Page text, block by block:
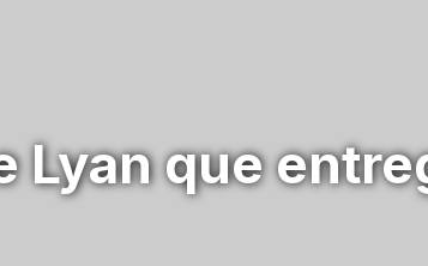
Lyan que